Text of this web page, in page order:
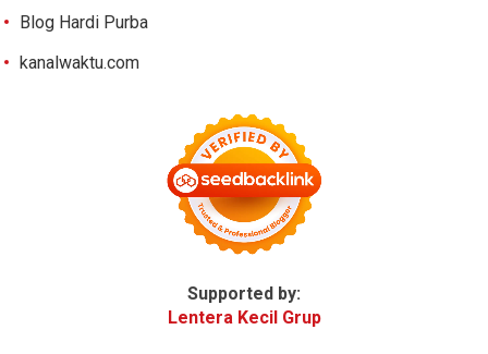
Blog Hardi Purba
kanalwaktu.com
Supported by:
Lentera Kecil Grup